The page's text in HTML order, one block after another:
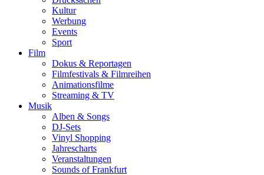
Kultur
Werbung
Events
Sport
Film
Dokus & Reportagen
Filmfestivals & Filmreihen
Animationsfilme
Streaming & TV
Musik
Alben & Songs
DJ-Sets
Vinyl Shopping
Jahrescharts
Veranstaltungen
Sounds of Frankfurt